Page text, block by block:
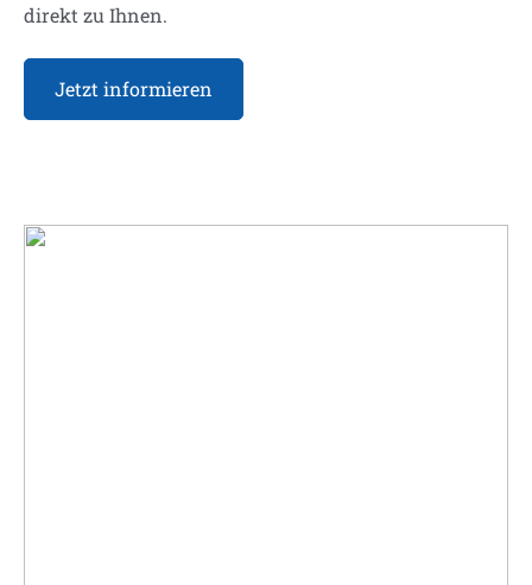
direkt zu Ihnen.
Jetzt informieren